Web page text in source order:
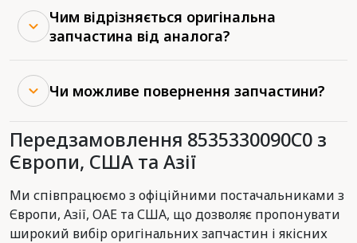
Чим відрізняється оригінальна
запчастина від аналога?
Чи можливе повернення запчастини?
Передзамовлення 8535330090C0 з
Європи, США та Азії
Ми співпрацюємо з офіційними постачальниками з
Європи, Азії, ОАЕ та США, що дозволяє пропонувати
широкий вибір оригінальних запчастин і якісних